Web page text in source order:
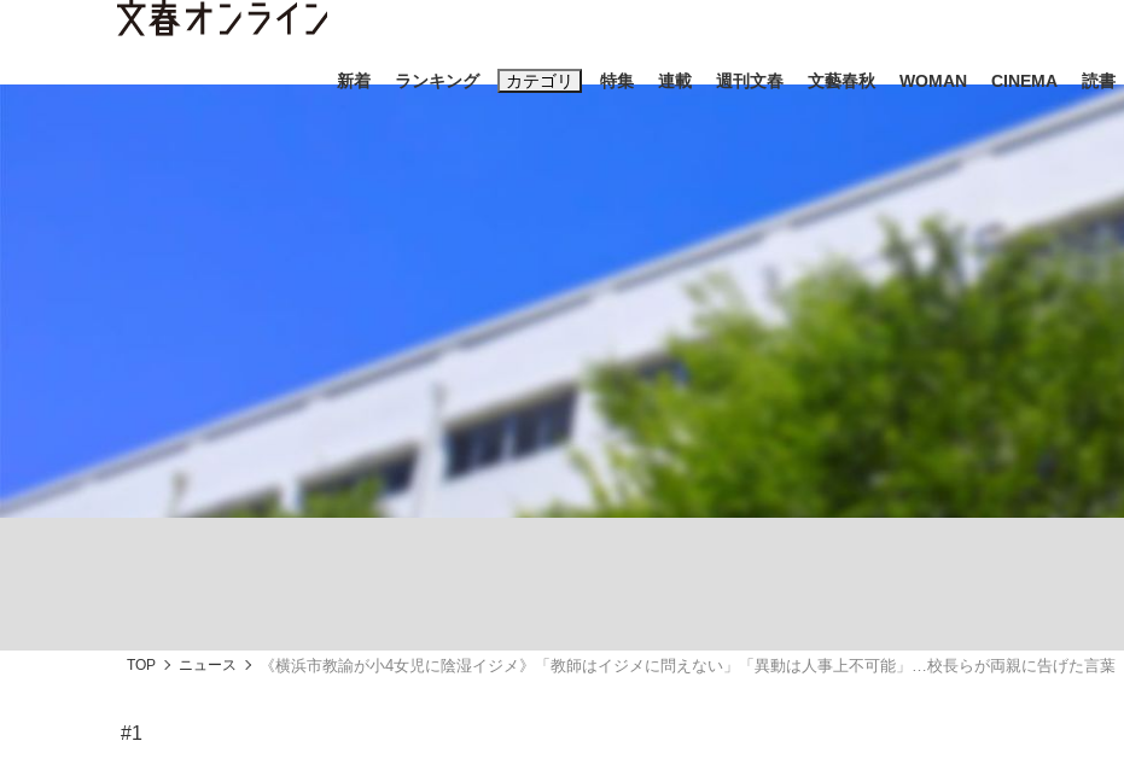
新着 ランキング カテゴリ
ビジネス
「90%は失敗する。でも…」本田圭佑が初めて明かした日本代表監督に... 「最悪の空気のまま解散」
特集
観る将棋、読む将棋
連載 週刊文春 文藝春秋 WOMAN CINEMA 読書
おすすめのキーワードタグ一覧
#三山凌輝 #高市早苗 #後藤真希 #森岡毅 #城彰二 #内田有紀
#
#玉木雄一郎
TOP ニュース 《横浜市教諭が小4女児に陰湿イジメ》「教師はイジメに問えない」「異動は人事上不可能」…校長らが両親に告げた言葉
#1